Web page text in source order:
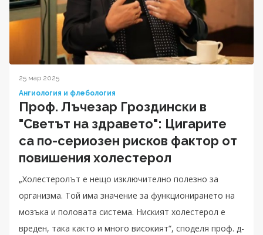
25 мар 2025
Ангиология и флебология
Проф. Лъчезар Гроздински в
"Светът на здравето": Цигарите
са по-сериозен рисков фактор от
повишения холестерол
„Холестеролът е нещо изключително полезно за
организма. Той има значение за функционирането на
мозъка и половата система. Ниският холестерол е
вреден, така както и много високият“, споделя проф. д-